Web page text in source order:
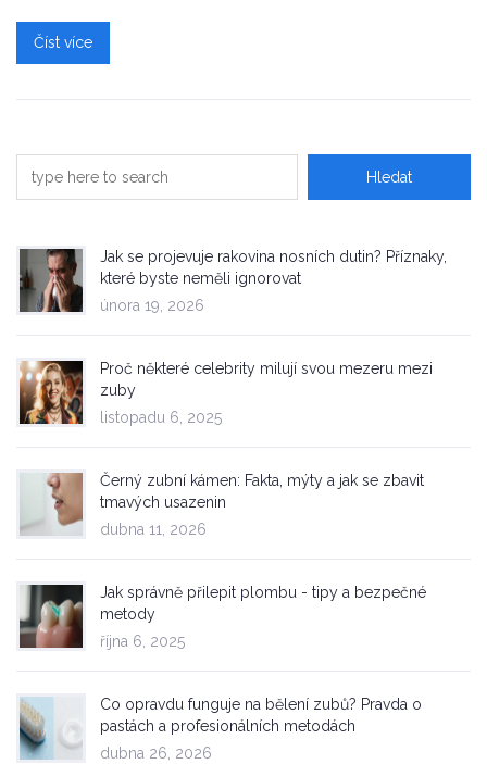
Číst více
Jak se projevuje rakovina nosních dutin? Příznaky,
které byste neměli ignorovat
února 19, 2026
Proč některé celebrity milují svou mezeru mezi
zuby
listopadu 6, 2025
Černý zubní kámen: Fakta, mýty a jak se zbavit
tmavých usazenin
dubna 11, 2026
Jak správně přilepit plombu - tipy a bezpečné
metody
října 6, 2025
Co opravdu funguje na bělení zubů? Pravda o
pastách a profesionálních metodách
dubna 26, 2026